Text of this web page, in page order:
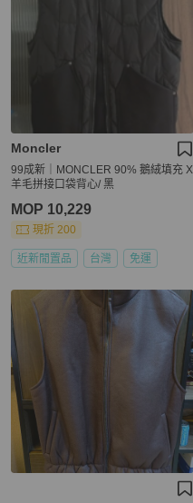
Moncler
99成新｜MONCLER 90% 鵝絨填充 X
羊毛拼接口袋背心/ 黑
MOP 10,229
現折 200
近新閒置品 台灣 免運